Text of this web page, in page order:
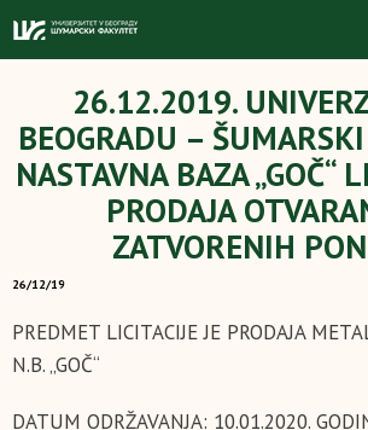
26.12.2019.
BEOGRADU –
NASTAVNA BAZA „GOČ“
PRODAJA
ZATVORENIH
26/12/19
PREDMET LICITACIJE JE PRODAJA
N.B. „GOČ“
DATUM ODRŽAVANJA: 10.01.2020.